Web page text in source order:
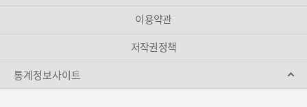
이용약관
저작권정책
통계정보사이트